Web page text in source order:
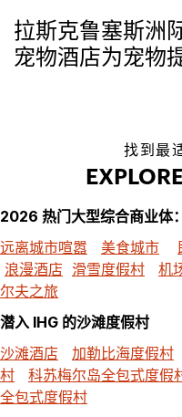
拉斯克鲁塞斯洲
宠物酒店为宠物
找到最
2026 热门大型综合商业体
远离城市喧嚣
美食城市
浪漫酒店 滑雪度假村 机
尔夫之旅
潜入 IHG 的沙滩度假村
沙滩酒店
加勒比海度假村
村
科苏梅尔岛全包式度假
全包式度假村